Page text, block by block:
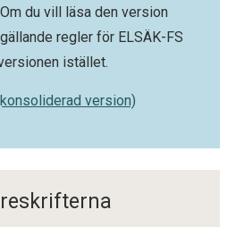
du vill läsa den version
regler för ELSÄK-FS
istället.
version)